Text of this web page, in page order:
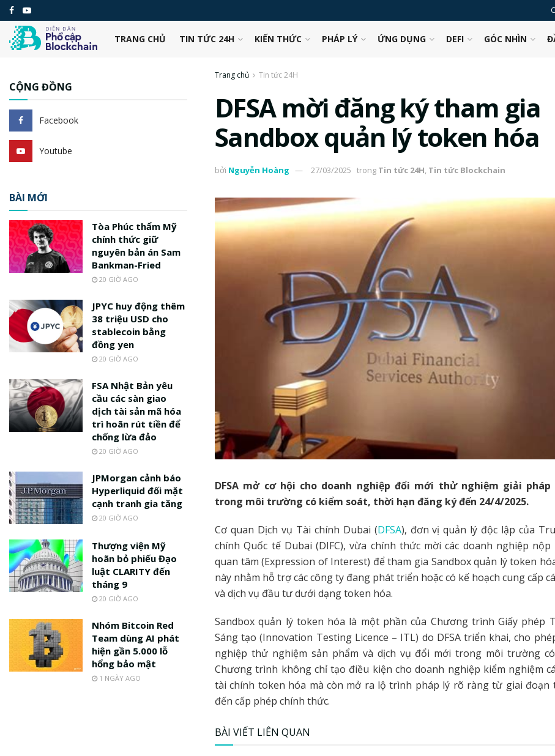
TRANG CHỦ TIN TỨC 24H KIẾN THỨC PHÁP LÝ ỨNG DỤNG DEFI GÓC NHÌN
Trang chủ Tin tức 24H
DFSA mời đăng ký tham gia
Sandbox quản lý token hóa
bởi Nguyễn Hoàng 27/03/2025 trong Tin tức 24H, Tin tức Blockchain
DFSA mở cơ hội cho doanh nghiệp đổi mới thử nghiệm giải
trong môi trường có kiểm soát, thời hạn đăng ký đến 24/4/2025.
Cơ quan Dịch vụ Tài chính Dubai (DFSA), đơn vị quản lý độc lập của
chính Quốc tế Dubai (DIFC), vừa chính thức mời các doanh nghiệp
quan tâm (Expression of Interest) để tham gia Sandbox quản lý token
này nhằm hỗ trợ các công ty đang phát triển hoặc có kế hoạch cung cấp
và dịch vụ đầu tư dưới dạng token hóa.
Sandbox quản lý token hóa là một phần của Chương trình Giấy phép
Sáng tạo (Innovation Testing Licence – ITL) do DFSA triển khai, cho
nghiệp thử nghiệm sản phẩm và dịch vụ đổi mới trong môi trường
Chương trình không chỉ tạo điều kiện cho doanh nghiệp kiểm nghiệm
tài chính token hóa mà còn mở ra lộ trình pháp lý rõ ràng từ giai đoạn
đến cấp phép chính thức.
BÀI VIẾT LIÊN QUAN
CỘNG ĐỒNG
Facebook
Youtube
BÀI MỚI
Tòa Phúc thẩm Mỹ
chính thức giữ
nguyên bản án Sam
Bankman-Fried
20 GIỜ AGO
JPYC huy động thêm
38 triệu USD cho
stablecoin bằng
đồng yen
20 GIỜ AGO
FSA Nhật Bản yêu
cầu các sàn giao
dịch tài sản mã hóa
trì hoãn rút tiền để
chống lừa đảo
20 GIỜ AGO
JPMorgan cảnh báo
Hyperliquid đối mặt
cạnh tranh gia tăng
20 GIỜ AGO
Thượng viện Mỹ
hoãn bỏ phiếu Đạo
luật CLARITY đến
tháng 9
20 GIỜ AGO
Nhóm Bitcoin Red
Team dùng AI phát
hiện gần 5.000 lỗ
hổng bảo mật
1 NGÀY AGO